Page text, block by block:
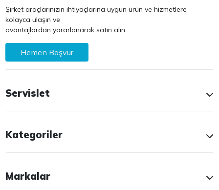
Şirket araçlarınızın ihtiyaçlarına uygun ürün ve hizmetlere
kolayca ulaşın ve
avantajlardan yararlanarak satın alın.
Hemen Başvur
Servislet
Kategoriler
Markalar